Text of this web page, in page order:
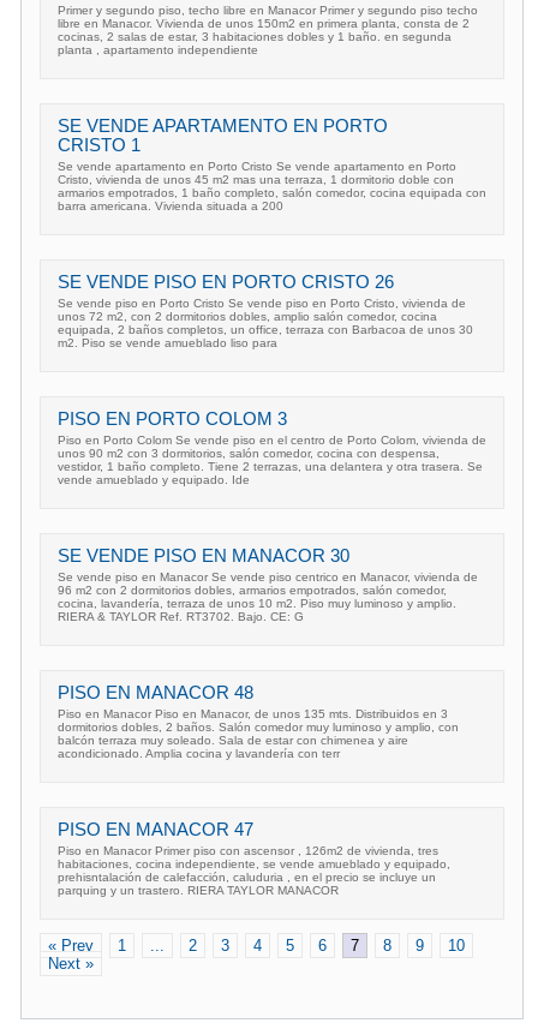
Primer y segundo piso, techo libre en Manacor Primer y segundo piso techo
libre en Manacor. Vivienda de unos 150m2 en primera planta, consta de 2
cocinas, 2 salas de estar, 3 habitaciones dobles y 1 baño. en segunda
planta , apartamento independiente
SE VENDE APARTAMENTO EN PORTO
CRISTO 1
Se vende apartamento en Porto Cristo Se vende apartamento en Porto
Cristo, vivienda de unos 45 m2 mas una terraza, 1 dormitorio doble con
armarios empotrados, 1 baño completo, salón comedor, cocina equipada con
barra americana. Vivienda situada a 200
SE VENDE PISO EN PORTO CRISTO 26
Se vende piso en Porto Cristo Se vende piso en Porto Cristo, vivienda de
unos 72 m2, con 2 dormitorios dobles, amplio salón comedor, cocina
equipada, 2 baños completos, un office, terraza con Barbacoa de unos 30
m2. Piso se vende amueblado liso para
PISO EN PORTO COLOM 3
Piso en Porto Colom Se vende piso en el centro de Porto Colom, vivienda de
unos 90 m2 con 3 dormitorios, salón comedor, cocina con despensa,
vestidor, 1 baño completo. Tiene 2 terrazas, una delantera y otra trasera. Se
vende amueblado y equipado. Ide
SE VENDE PISO EN MANACOR 30
Se vende piso en Manacor Se vende piso centrico en Manacor, vivienda de
96 m2 con 2 dormitorios dobles, armarios empotrados, salón comedor,
cocina, lavandería, terraza de unos 10 m2. Piso muy luminoso y amplio.
RIERA & TAYLOR Ref. RT3702. Bajo. CE: G
PISO EN MANACOR 48
Piso en Manacor Piso en Manacor, de unos 135 mts. Distribuidos en 3
dormitorios dobles, 2 baños. Salón comedor muy luminoso y amplio, con
balcón terraza muy soleado. Sala de estar con chimenea y aire
acondicionado. Amplia cocina y lavandería con terr
PISO EN MANACOR 47
Piso en Manacor Primer piso con ascensor , 126m2 de vivienda, tres
habitaciones, cocina independiente, se vende amueblado y equipado,
prehisntalación de calefacción, caluduria , en el precio se incluye un
parquing y un trastero. RIERA TAYLOR MANACOR
« Prev 1 ... 2 3 4 5 6 7 8 9
10
Next »